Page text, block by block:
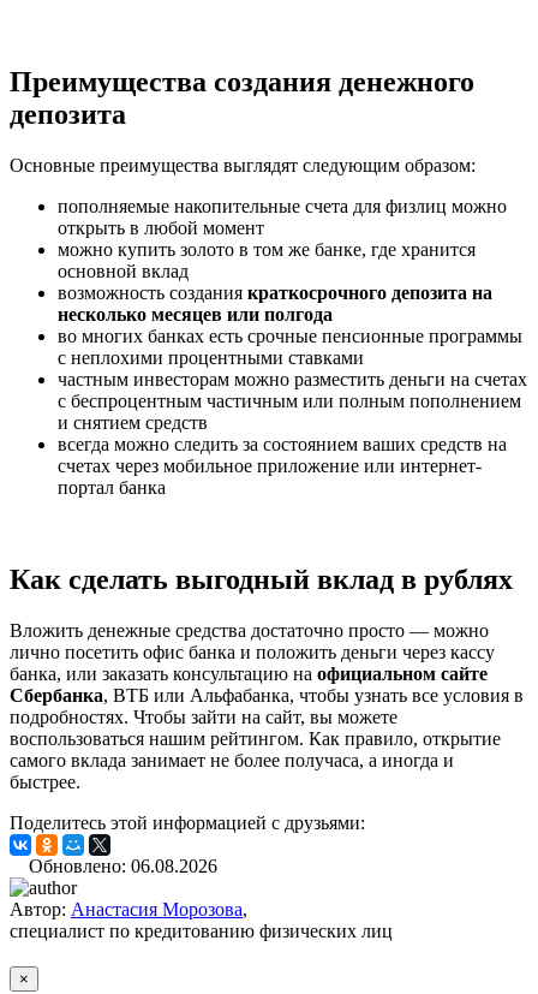
Преимущества создания денежного
депозита
Основные преимущества выглядят следующим образом:
пополняемые накопительные счета для физлиц можно
открыть в любой момент
можно купить золото в том же банке, где хранится
основной вклад
возможность создания краткосрочного депозита на
несколько месяцев или полгода
во многих банках есть срочные пенсионные программы
с неплохими процентными ставками
частным инвесторам можно разместить деньги на счетах
с беспроцентным частичным или полным пополнением
и снятием средств
всегда можно следить за состоянием ваших средств на
счетах через мобильное приложение или интернет-
портал банка
Как сделать выгодный вклад в рублях
Вложить денежные средства достаточно просто — можно
лично посетить офис банка и положить деньги через кассу
банка, или заказать консультацию на официальном сайте
Сбербанка, ВТБ или Альфабанка, чтобы узнать все условия в
подробностях. Чтобы зайти на сайт, вы можете
воспользоваться нашим рейтингом. Как правило, открытие
самого вклада занимает не более получаса, а иногда и
быстрее.
Поделитесь этой информацией с друзьями:
Обновлено: 06.08.2026
Автор: Анастасия Морозова,
специалист по кредитованию физических лиц
×